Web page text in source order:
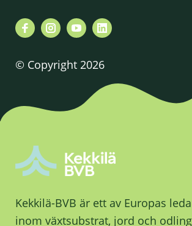
© Copyright 2026
Kekkilä-BVB är ett av Europas
inom växtsubstrat, jord och